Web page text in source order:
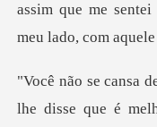
Sair
Baixar App
assim que m
é